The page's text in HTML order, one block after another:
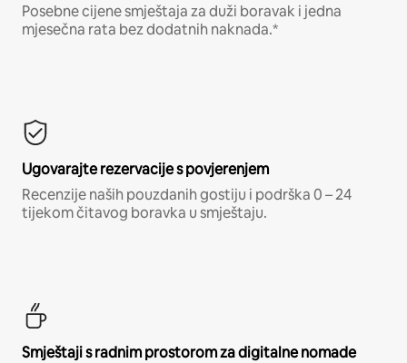
Posebne cijene smještaja za duži boravak i jedna
mjesečna rata bez dodatnih naknada.*
Ugovarajte rezervacije s povjerenjem
Recenzije naših pouzdanih gostiju i podrška 0 – 24
tijekom čitavog boravka u smještaju.
Smještaji s radnim prostorom za digitalne nomade